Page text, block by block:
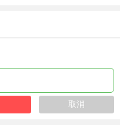
得一试。